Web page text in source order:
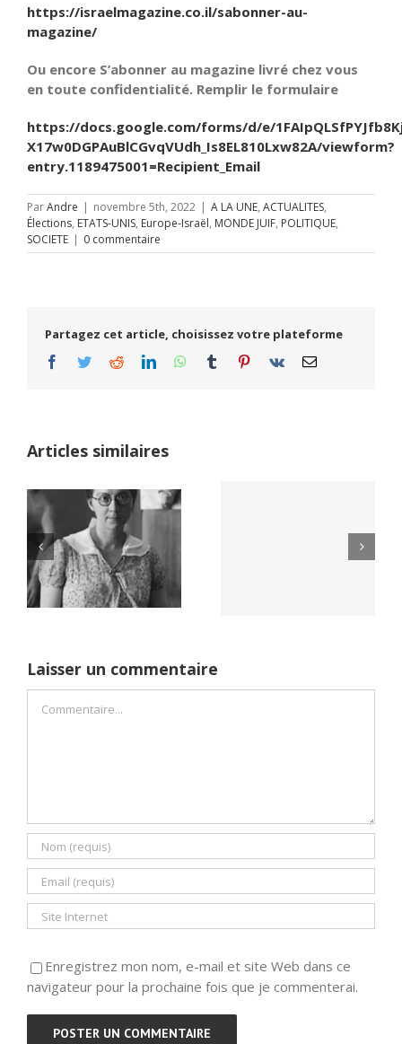
https://israelmagazine.co.il/sabonner-au-
magazine/
Ou encore S’abonner au magazine livré chez vous
en toute confidentialité. Remplir le formulaire
https://docs.google.com/forms/d/e/
X17w0DGPAuBlCGvqVUdh_Is8EL810Lxw82A/viewform?
entry.1189475001=Recipient_Email
ParAndre | novembre 5th, 2022 | A LA UNE, ACTUALITES,
Élections, ETATS-UNIS, Europe-Israël, MONDE JUIF, POLITIQUE,
SOCIETE | 0 commentaire
Partagez cet article, choisissez votre plateforme
Facebook
TwitterRedditLinkedInWhatsApp
Tumblr Pinterest
Vk Email
Articles similaires
Netflix Field of
Dreams (1989)
Yaïr Golan : une
Laisser un commentaire
Enregistrez mon nom, e-mail et site Web dans ce
navigateur pour la prochaine fois que je commenterai.